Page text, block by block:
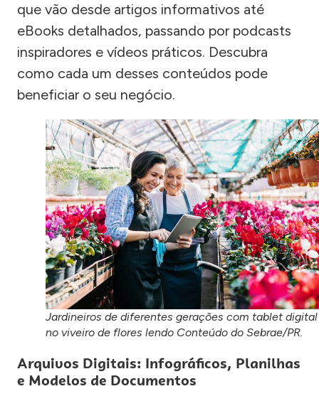
que vão desde artigos informativos até
eBooks detalhados, passando por podcasts
inspiradores e vídeos práticos. Descubra
como cada um desses conteúdos pode
beneficiar o seu negócio.
Jardineiros de diferentes gerações com tablet digital
no viveiro de flores lendo Conteúdo do Sebrae/PR.
Arquivos Digitais: Infográficos, Planilhas
e Modelos de Documentos